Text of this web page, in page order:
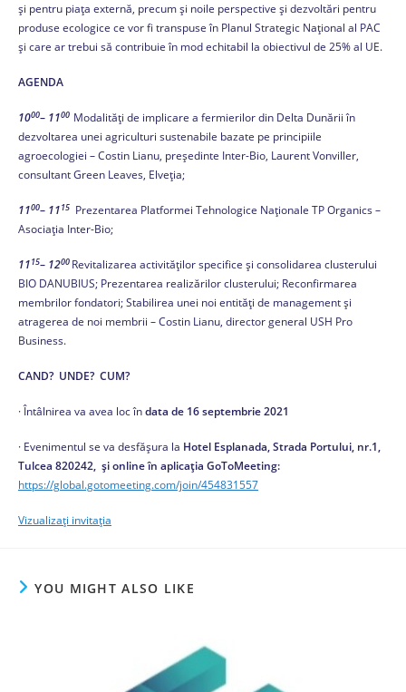
şi pentru piața externă, precum și noile perspective și dezvoltări pentru
produse ecologice ce vor fi transpuse în Planul Strategic Național al PAC
și care ar trebui să contribuie în mod echitabil la obiectivul de 25% al ​​UE.
AGENDA
1000– 1100 Modalități de implicare a fermierilor din Delta Dunării în
dezvoltarea unei agriculturi sustenabile bazate pe principiile
agroecologiei – Costin Lianu, președinte Inter-Bio, Laurent Vonviller,
consultant Green Leaves, Elveția;
1100– 1115 Prezentarea Platformei Tehnologice Naționale TP Organics –
Asociația Inter-Bio;
1115– 1200 Revitalizarea activităților specifice și consolidarea clusterului
BIO DANUBIUS; Prezentarea realizărilor clusterului; Reconfirmarea
membrilor fondatori; Stabilirea unei noi entități de management și
atragerea de noi membrii – Costin Lianu, director general USH Pro
Business.
CAND? UNDE? CUM?
· Întâlnirea va avea loc îndata de 16 septembrie 2021
· Evenimentul se va desfășura la Hotel Esplanada, Strada Portului, nr.1,
Tulcea 820242, și online în aplicația GoToMeeting:
https://global.gotomeeting.com/join/454831557
Vizualizați invitația
YOU MIGHT ALSO LIKE